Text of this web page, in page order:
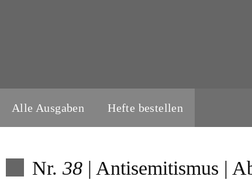
Alle Ausgaben Hefte bestellen
Nr. 38 | Antisemitismus |